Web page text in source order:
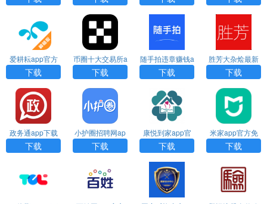
爱耕耘app官方
下载安装
下载
币圈十大交易所a
pp下载苹果版
下载
随手拍违章赚钱a
pp官方下载
下载
胜芳大杂烩最新
招聘工下载
下载
政务通app下载
下载
小护圈招聘网ap
p下载
下载
康悦到家app官
方下载
下载
米家app官方免
费下载
下载